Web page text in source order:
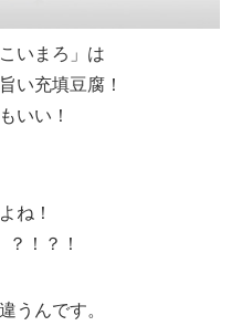
いまろ」は
い充填豆腐！
いい！
ね！
！？！
うんです。